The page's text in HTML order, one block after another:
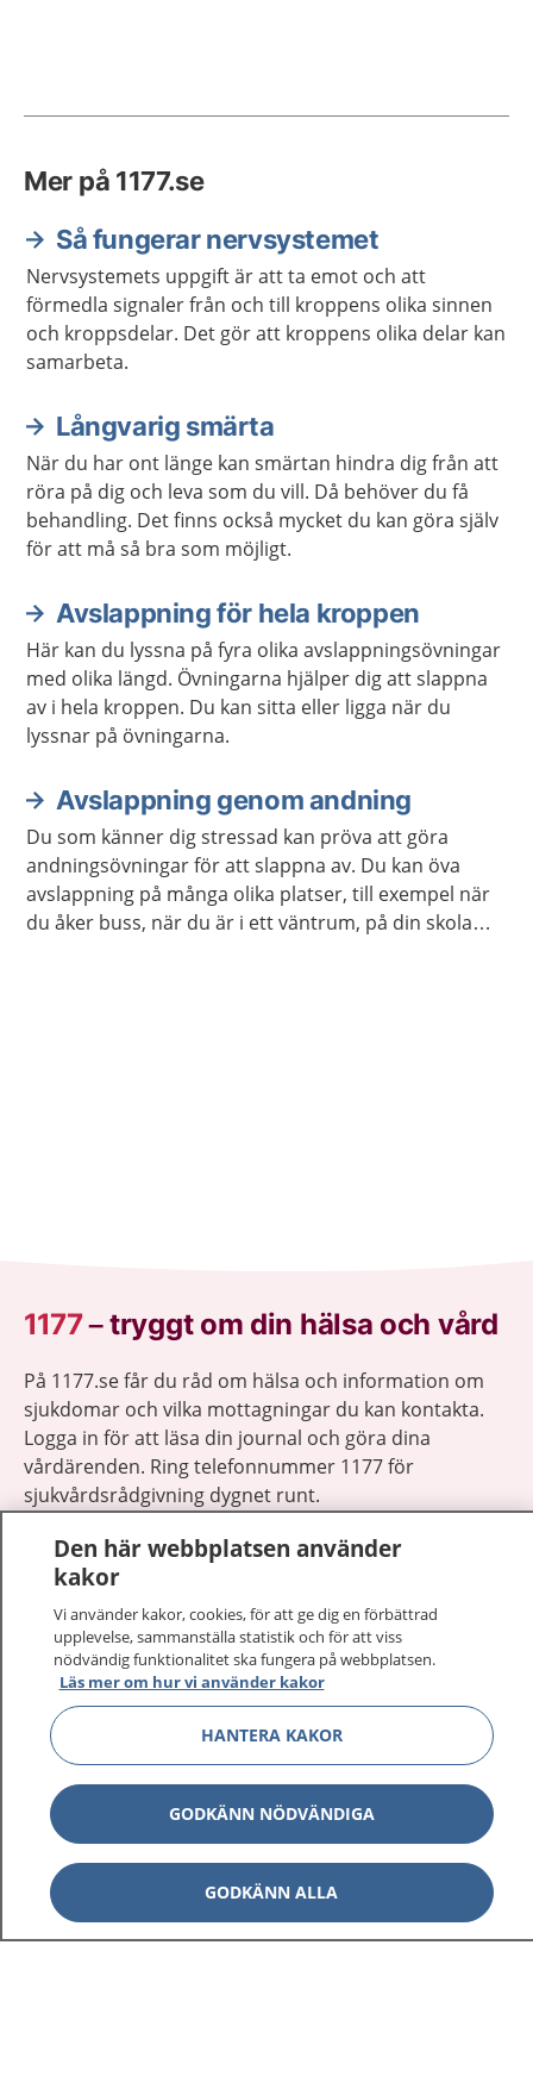
Mer på 1177.se
Så fungerar nervsystemet
Nervsystemets uppgift är att ta emot och att
förmedla signaler från och till kroppens olika sinnen
och kroppsdelar. Det gör att kroppens olika delar kan
samarbeta.
Långvarig smärta
När du har ont länge kan smärtan hindra dig från att
röra på dig och leva som du vill. Då behöver du få
behandling. Det finns också mycket du kan göra själv
för att må så bra som möjligt.
Avslappning för hela kroppen
Här kan du lyssna på fyra olika avslappningsövningar
med olika längd. Övningarna hjälper dig att slappna
av i hela kroppen. Du kan sitta eller ligga när du
lyssnar på övningarna.
Avslappning genom andning
Du som känner dig stressad kan pröva att göra
andningsövningar för att slappna av. Du kan öva
avslappning på många olika platser, till exempel när
du åker buss, när du är i ett väntrum, på din skola
1177–tryggt om din hälsa och vård
På 1177.se får du råd om hälsa och information om
sjukdomar och vilka mottagningar du kan kontakta.
Logga in för att läsa din journal och göra dina
vårdärenden. Ring telefonnummer 1177 för
sjukvårdsrådgivning dygnet runt.
1177 på flera språk
Om 1177 Visa
Kontakt Visa
Behandling av personuppgifter
Den här webbplatsen använder
kakor
Vi använder kakor, cookies, för att ge dig en förbättrad
upplevelse, sammanställa statistik och för att viss
nödvändig funktionalitet ska fungera på webbplatsen.
Läs mer om hur vi använder kakor
HANTERA KAKOR
GODKÄNN NÖDVÄNDIGA
GODKÄNN ALLA